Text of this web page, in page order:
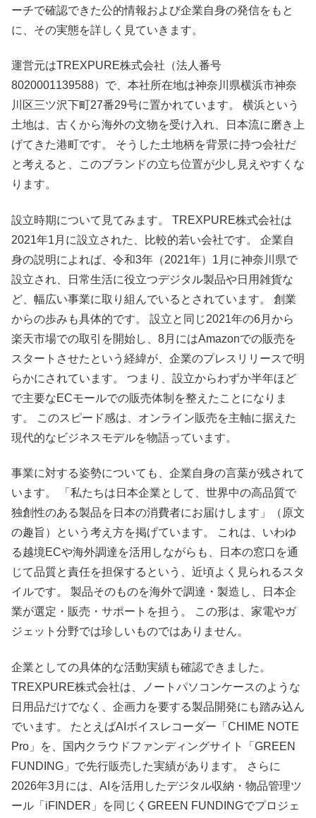
ーチで確認できた公的情報および企業自身の発信をもと
に、その実態を詳しく見ていきます。
運営元はTREXPURE株式会社（法人番号
8020001139588）で、本社所在地は神奈川県横浜市神奈
川区三ツ沢下町27番29号に置かれています。 横浜という
土地は、古くから海外の文物を受け入れ、日本流に磨き上
げてきた港町です。 そうした土地柄を背景に持つ会社だ
と考えると、このブランドの立ち位置が少し見えやすくな
ります。
設立時期について見てみます。 TREXPURE株式会社は
2021年1月に設立された、比較的若い会社です。 企業自
身の説明によれば、令和3年（2021年）1月に神奈川県で
設立され、日常生活に役立つデジタル製品や日用雑貨な
ど、幅広い事業に取り組んでいるとされています。 創業
からの歩みも具体的です。 設立と同じ2021年の6月から
楽天市場での取引を開始し、8月にはAmazonでの販売を
スタートさせたという経緯が、企業のプレスリリースで明
らかにされています。 つまり、設立からわずか半年ほど
で主要なECモールでの販売体制を整えたことになりま
す。 このスピード感は、オンライン販売を主軸に据えた
現代的なビジネスモデルを物語っています。
事業に対する姿勢についても、企業自身の言葉が残されて
います。 「私たちは日本企業として、世界中の高品質で
独創性のある製品を日本の消費者にお届けします」（原文
の趣旨）という考え方を掲げています。 これは、いわゆ
る越境ECや海外調達を活用しながらも、日本の窓口を通
じて品質と責任を担保するという、近頃よく見られるスタ
イルです。 製品そのものを海外で調達・製造し、日本企
業が選定・販売・サポートを担う。 この形は、家電やガ
ジェット分野では珍しいものではありません。
企業としての具体的な活動実績も確認できました。
TREXPURE株式会社は、ノートパソコンケースのような
日用品だけでなく、企画力を要する製品開発にも踏み込ん
でいます。 たとえばAIボイスレコーダー「CHIME NOTE
Pro」を、国内クラウドファンディングサイト「GREEN
FUNDING」で先行販売した実績があります。 さらに
2026年3月には、AIを活用したデジタル収納・物品管理ツ
ール「iFINDER」を同じくGREEN FUNDINGでプロジェ